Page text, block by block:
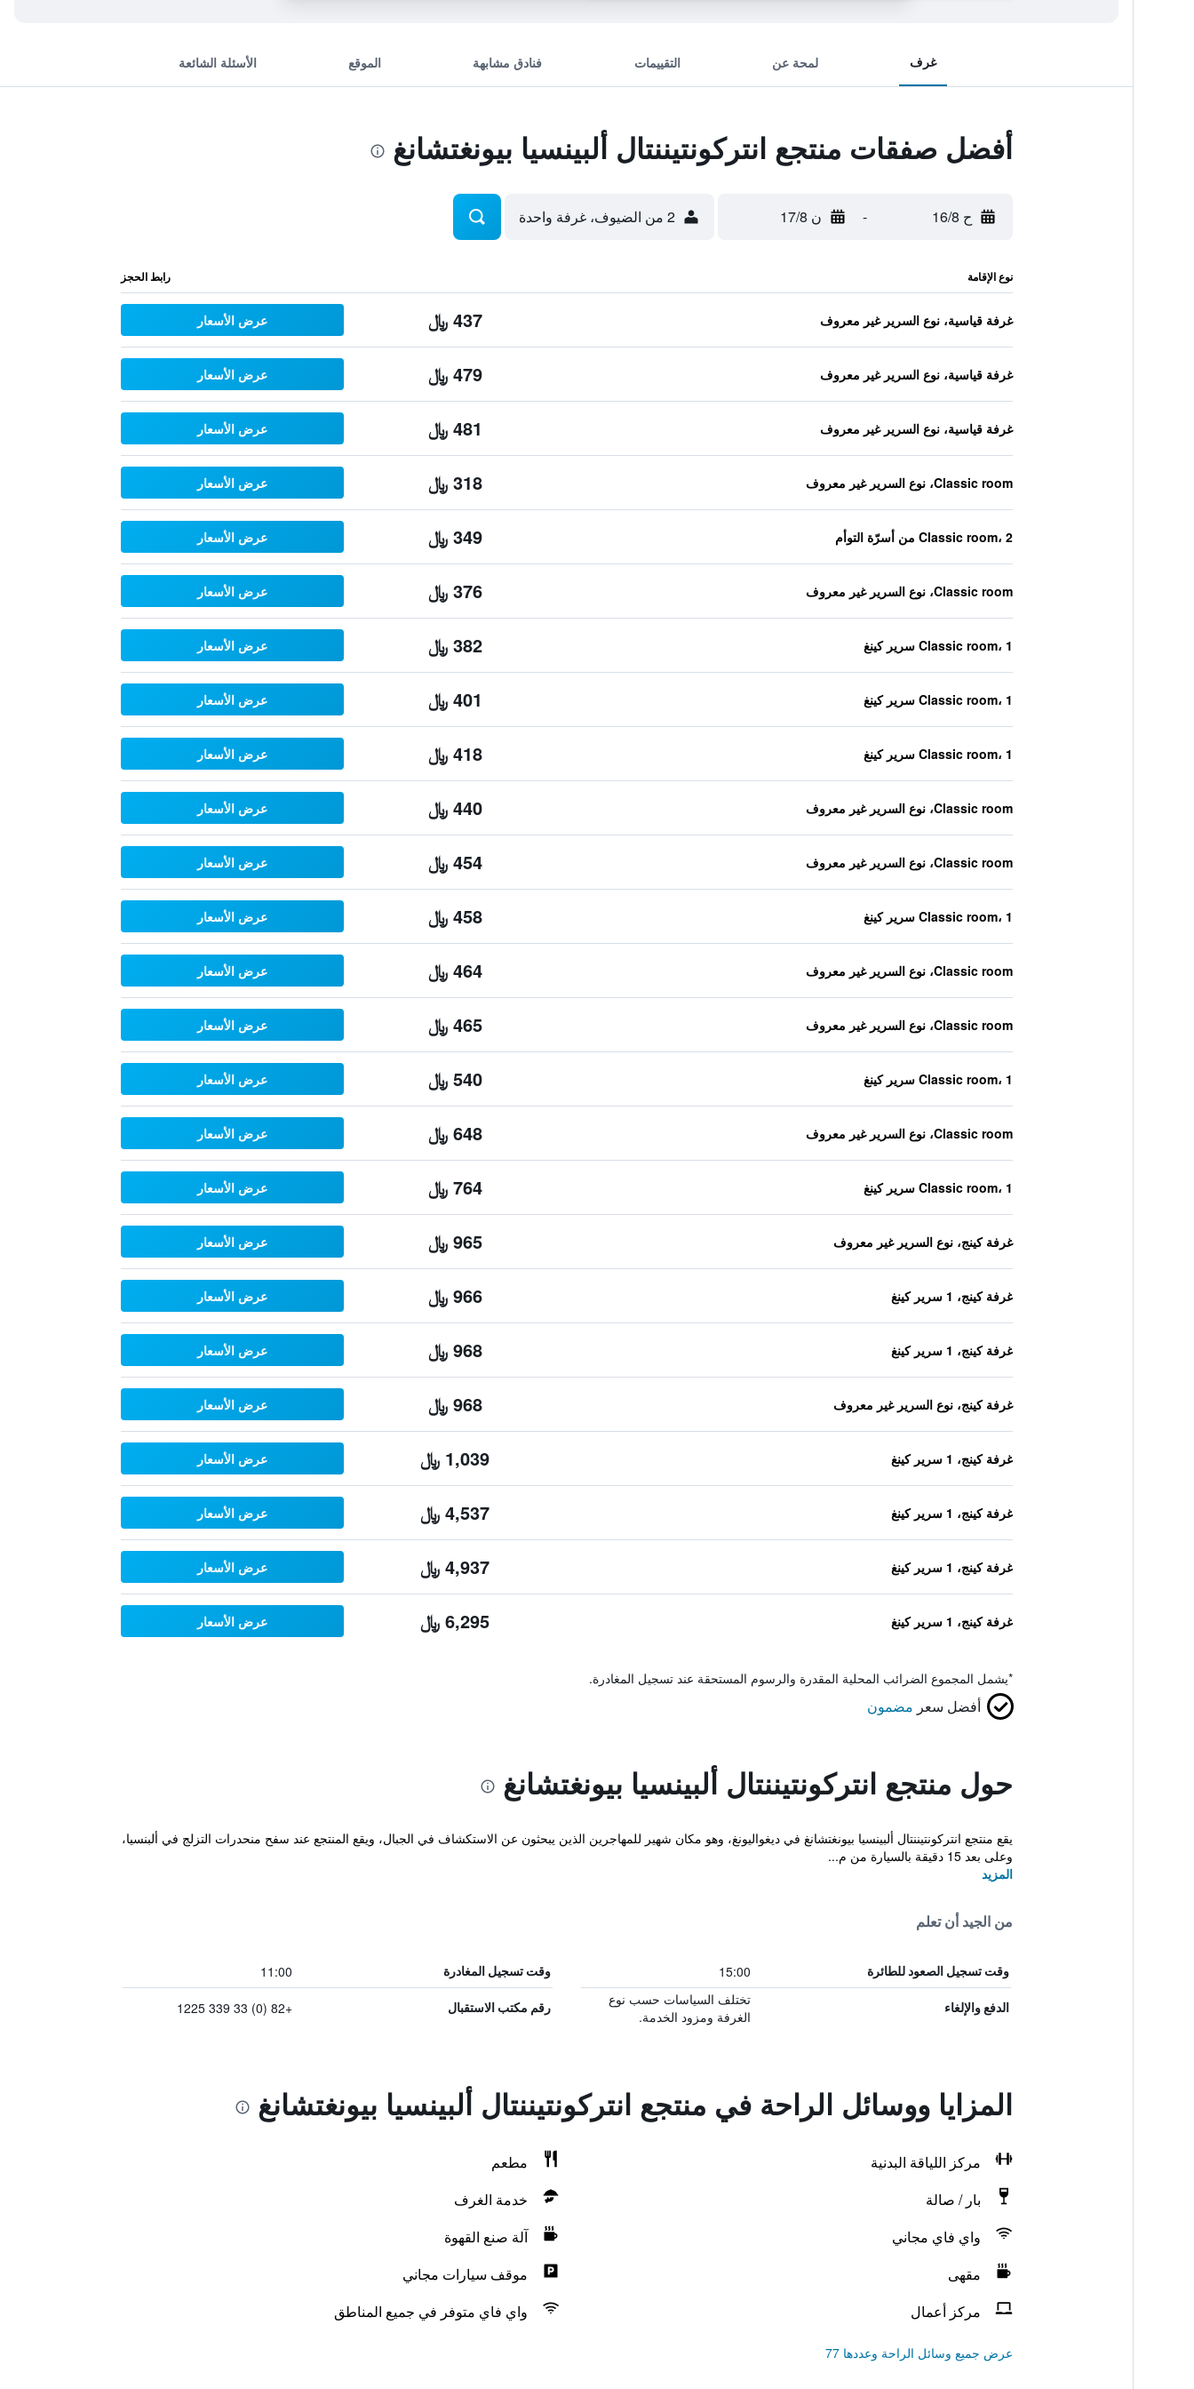
غرف لمحة عن التقييمات فنادق مشابهة الموقع الأسئلة الشائعة
أفضل صفقات منتجع انتركونتيننتال ألبينسيا بيونغتشانغ
ح 16/8 - ن 17/8 2 من الضيوف، غرفة واحدة
نوع الإقامة رابط الحجز
غرفة قياسية، نوع السرير غير معروف 437 ﷼ عرض الأسعار
غرفة قياسية، نوع السرير غير معروف 479 ﷼ عرض الأسعار
غرفة قياسية، نوع السرير غير معروف 481 ﷼ عرض الأسعار
Classic room، نوع السرير غير معروف 318 ﷼ عرض الأسعار
Classic room، 2 من أسرّة التوأم 349 ﷼ عرض الأسعار
Classic room، نوع السرير غير معروف 376 ﷼ عرض الأسعار
Classic room، 1 سرير كينغ 382 ﷼ عرض الأسعار
Classic room، 1 سرير كينغ 401 ﷼ عرض الأسعار
Classic room، 1 سرير كينغ 418 ﷼ عرض الأسعار
Classic room، نوع السرير غير معروف 440 ﷼ عرض الأسعار
Classic room، نوع السرير غير معروف 454 ﷼ عرض الأسعار
Classic room، 1 سرير كينغ 458 ﷼ عرض الأسعار
Classic room، نوع السرير غير معروف 464 ﷼ عرض الأسعار
Classic room، نوع السرير غير معروف 465 ﷼ عرض الأسعار
Classic room، 1 سرير كينغ 540 ﷼ عرض الأسعار
Classic room، نوع السرير غير معروف 648 ﷼ عرض الأسعار
Classic room، 1 سرير كينغ 764 ﷼ عرض الأسعار
غرفة كينج، نوع السرير غير معروف 965 ﷼ عرض الأسعار
غرفة كينج، 1 سرير كينغ 966 ﷼ عرض الأسعار
غرفة كينج، 1 سرير كينغ 968 ﷼ عرض الأسعار
غرفة كينج، نوع السرير غير معروف 968 ﷼ عرض الأسعار
غرفة كينج، 1 سرير كينغ 1,039 ﷼ عرض الأسعار
غرفة كينج، 1 سرير كينغ 4,537 ﷼ عرض الأسعار
غرفة كينج، 1 سرير كينغ 4,937 ﷼ عرض الأسعار
غرفة كينج، 1 سرير كينغ 6,295 ﷼ عرض الأسعار
*يشمل المجموع الضرائب المحلية المقدرة والرسوم المستحقة عند تسجيل المغادرة.
أفضل سعر مضمون
حول منتجع انتركونتيننتال ألبينسيا بيونغتشانغ
يقع منتجع انتركونتيننتال ألبينسيا بيونغتشانغ في ديغواليونغ، وهو مكان شهير للمهاجرين الذين يبحثون عن الاستكشاف في الجبال، ويقع المنتجع عند سفح منحدرات التزلج في ألبنسيا،
وعلى بعد 15 دقيقة بالسيارة من م...
المزيد
من الجيد أن تعلم
وقت تسجيل الصعود للطائرة 15:00 وقت تسجيل المغادرة 11:00
الدفع والإلغاء
تختلف السياسات حسب نوع
الغرفة ومزود الخدمة.
رقم مكتب الاستقبال +82 (0) 33 339 1225
المزايا ووسائل الراحة في منتجع انتركونتيننتال ألبينسيا بيونغتشانغ
مركز اللياقة البدنية
مطعم
بار / صالة
خدمة الغرف
واي فاي مجاني
آلة صنع القهوة
مقهى
موقف سيارات مجاني
مركز أعمال
واي فاي متوفر في جميع المناطق
عرض جميع وسائل الراحة وعددها 77